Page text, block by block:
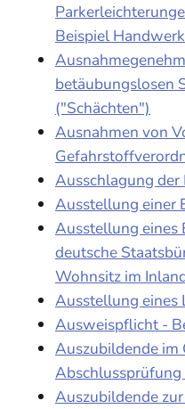
Beispiel
betäubungslosen
("Schächten")
Ausnahmen von
Ausschlagung der
Ausstellung einer
Ausstellung eines
deutsche
Wohnsitz im
Ausstellung eines
Ausweispflicht -
Auszubildende im
Abschlussprüfung
Auszubildende